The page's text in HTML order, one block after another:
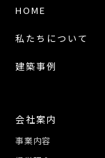
HOME
私たちについて
建築事例
会社案内
事業内容